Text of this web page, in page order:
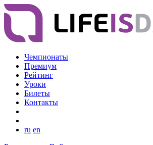
Чемпионаты
Премиум
Рейтинг
Уроки
Билеты
Контакты
ru en